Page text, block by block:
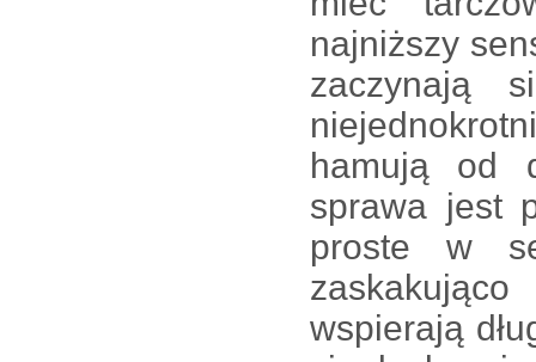
najniższy
zaczynają
hamują od
sprawa jest
proste w
wspierają